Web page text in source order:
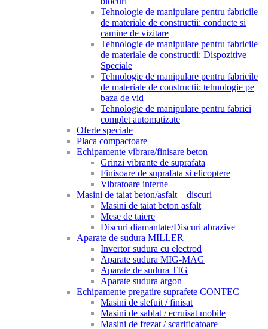
Tehnologie de manipulare pentru fabricile
de materiale de constructii: conducte si
camine de vizitare
Tehnologie de manipulare pentru fabricile
de materiale de constructii: Dispozitive
Speciale
Tehnologie de manipulare pentru fabricile
de materiale de constructii: tehnologie pe
baza de vid
Tehnologie de manipulare pentru fabrici
complet automatizate
Oferte speciale
Placa compactoare
Echipamente vibrare/finisare beton
Grinzi vibrante de suprafata
Finisoare de suprafata si elicoptere
Vibratoare interne
Masini de taiat beton/asfalt – discuri
Masini de taiat beton asfalt
Mese de taiere
Discuri diamantate/Discuri abrazive
Aparate de sudura MILLER
Invertor sudura cu electrod
Aparate sudura MIG-MAG
Aparate de sudura TIG
Aparate sudura argon
Echipamente pregatire suprafete CONTEC
Masini de slefuit / finisat
Masini de sablat / ecruisat mobile
Masini de frezat / scarificatoare